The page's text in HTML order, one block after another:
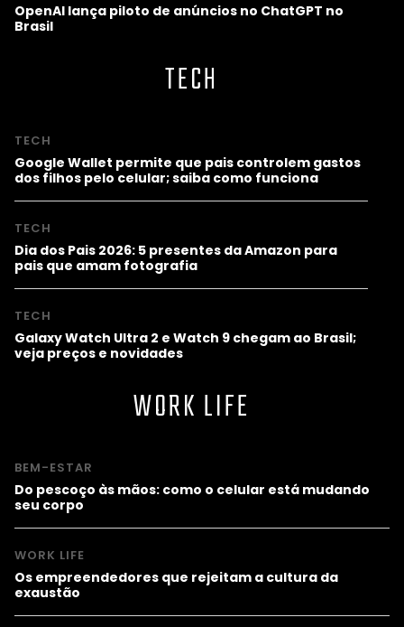
OpenAI lança piloto de anúncios no ChatGPT no
Brasil
TECH
TECH
Google Wallet permite que pais controlem gastos
dos filhos pelo celular; saiba como funciona
TECH
Dia dos Pais 2026: 5 presentes da Amazon para
pais que amam fotografia
TECH
Galaxy Watch Ultra 2 e Watch 9 chegam ao Brasil;
veja preços e novidades
WORK LIFE
BEM-ESTAR
Do pescoço às mãos: como o celular está mudando
seu corpo
WORK LIFE
Os empreendedores que rejeitam a cultura da
exaustão